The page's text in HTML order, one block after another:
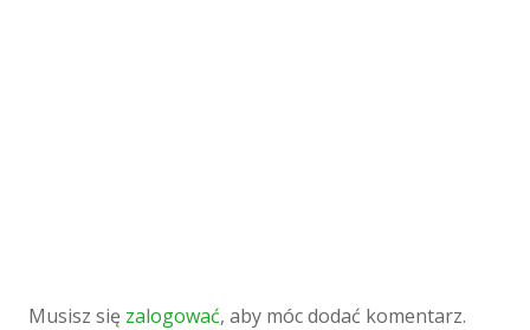
Musisz się zalogować, aby móc dodać komentarz.